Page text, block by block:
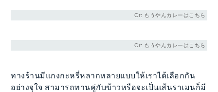
Cr: もうやんカレーはこちら
Cr: もうやんカレーはこちら
ทางร้านมีแกงกะหรี่หลากหลายแบบให้เราได้เลือกกัน
อย่างจุใจ สามารถทานคู่กับข้าวหรือจะเป็นเส้นราเมนก็มี